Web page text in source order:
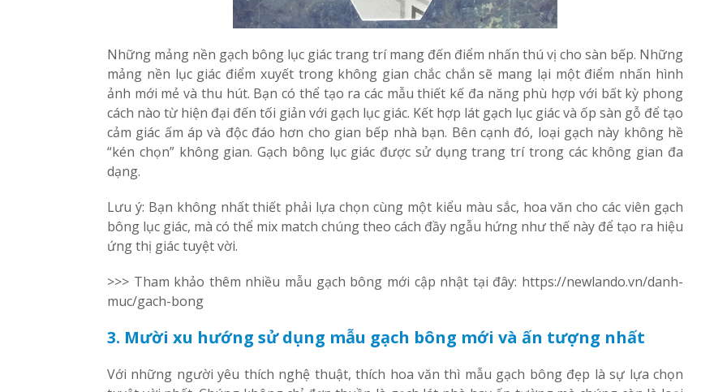
Những mảng nền gạch bông lục giác trang trí mang đến điểm nhấn thú vị cho sàn bếp. Những
mảng nền lục giác điểm xuyết trong không gian chắc chắn sẽ mang lại một điểm nhấn hình
ảnh mới mẻ và thu hút. Bạn có thể tạo ra các mẫu thiết kế đa năng phù hợp với bất kỳ phong
cách nào từ hiện đại đến tối giản với gạch lục giác. Kết hợp lát gạch lục giác và ốp sàn gỗ để tạo
cảm giác ấm áp và độc đáo hơn cho gian bếp nhà bạn. Bên cạnh đó, loại gạch này không hề
“kén chọn” không gian. Gạch bông lục giác được sử dụng trang trí trong các không gian đa
dạng.
Lưu ý: Bạn không nhất thiết phải lựa chọn cùng một kiểu màu sắc, hoa văn cho các viên gạch
bông lục giác, mà có thể mix match chúng theo cách đầy ngẫu hứng như thế này để tạo ra hiệu
ứng thị giác tuyệt vời.
>>> Tham khảo thêm nhiều mẫu gạch bông mới cập nhật tại đây: https://newlando.vn/danh-
muc/gach-bong
3. Mười xu hướng sử dụng mẫu gạch bông mới và ấn tượng nhất
Với những người yêu thích nghệ thuật, thích hoa văn thì mẫu gạch bông đẹp là sự lựa chọn